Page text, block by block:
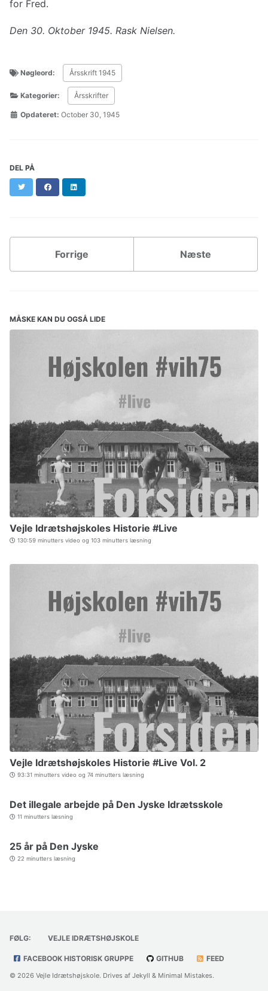
for Fred.
Den 30. Oktober 1945. Rask Nielsen.
Nøgleord: Årsskrift 1945
Kategorier: Årsskrifter
Opdateret: October 30, 1945
DEL PÅ
Twitter Facebook
Forrige Næste
MÅSKE KAN DU OGSÅ LIDE
Vejle Idrætshøjskoles Historie #Live
130:59 minutters video og 103 minutters læsning
Vejle Idrætshøjskoles Historie #Live Vol. 2
93:31 minutters video og 74 minutters læsning
Det illegale arbejde på Den Jyske Idrætsskole
11 minutters læsning
25 år på Den Jyske
22 minutters læsning
FØLG: VEJLE IDRÆTSHØJSKOLE
FACEBOOK HISTORISK GRUPPE GITHUB FEED
© 2026 Vejle Idrætshøjskole. Drives af Jekyll & Minimal Mistakes.